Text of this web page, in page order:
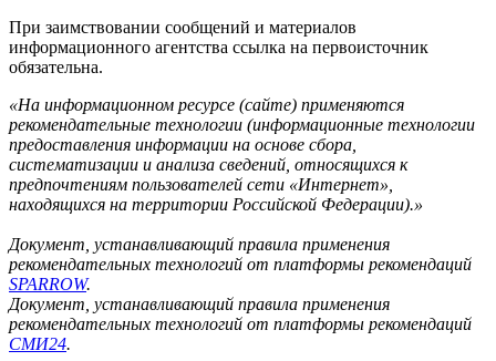
При заимствовании сообщений и материалов
информационного агентства ссылка на первоисточник
обязательна.
«На информационном ресурсе (сайте) применяются
рекомендательные технологии (информационные технологии
предоставления информации на основе сбора,
систематизации и анализа сведений, относящихся к
предпочтениям пользователей сети «Интернет»,
находящихся на территории Российской Федерации).»
Документ, устанавливающий правила применения
рекомендательных технологий от платформы рекомендаций
SPARROW.
Документ, устанавливающий правила применения
рекомендательных технологий от платформы рекомендаций
СМИ24.